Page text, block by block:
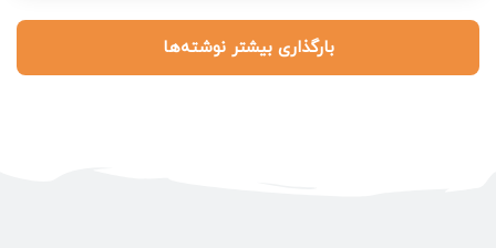
بارگذاری بیشتر نوشته‌ها